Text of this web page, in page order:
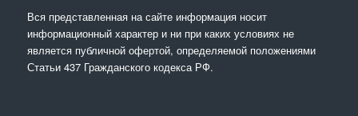
Вся представленная на сайте информация носит
информационный характер и ни при каких условиях не
является публичной офертой, определяемой положениями
Статьи 437 Гражданского кодекса РФ.